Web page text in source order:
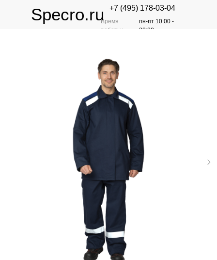
Время
работы:
пн-пт 10:00 -
20:00
+7 (495) 178-03-04
Specro.ru